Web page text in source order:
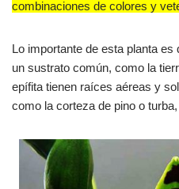
combinaciones de colores y
Lo importante de esta planta
un sustrato común, como la
epífita tienen raíces aéreas y
como la corteza de pino o